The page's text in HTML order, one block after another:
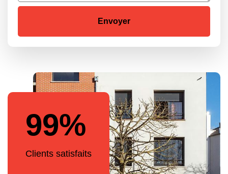
99%
Clients satisfaits